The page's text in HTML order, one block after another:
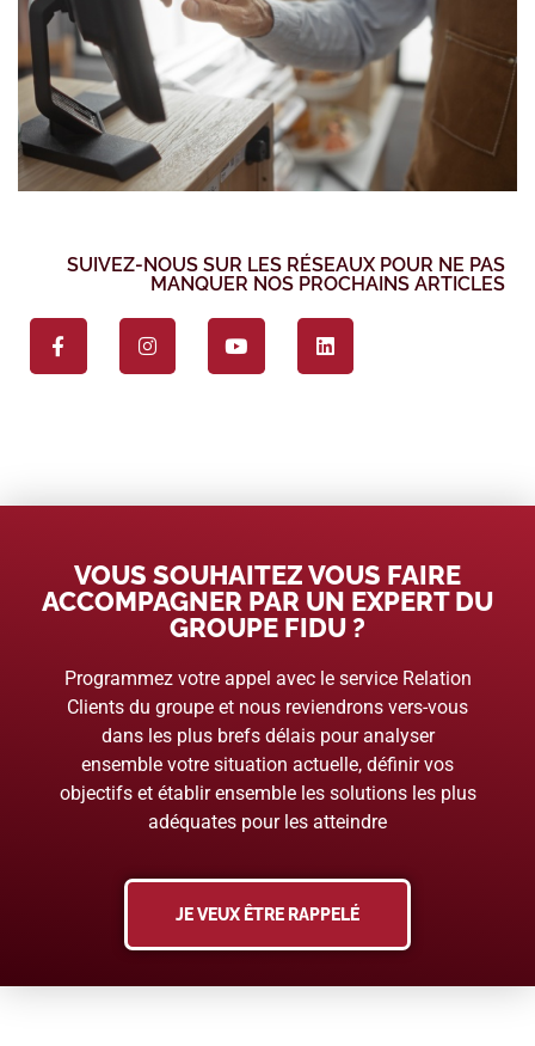
SUIVEZ-NOUS SUR LES RÉSEAUX POUR NE PAS
MANQUER NOS PROCHAINS ARTICLES
VOUS SOUHAITEZ VOUS FAIRE
ACCOMPAGNER PAR UN EXPERT DU
GROUPE FIDU ?
Programmez votre appel avec le service Relation
Clients du groupe et nous reviendrons vers-vous
dans les plus brefs délais pour analyser
ensemble votre situation actuelle, définir vos
objectifs et établir ensemble les solutions les plus
adéquates pour les atteindre
JE VEUX ÊTRE RAPPELÉ